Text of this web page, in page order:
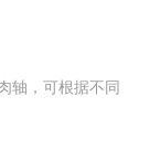
轴，可根据不同